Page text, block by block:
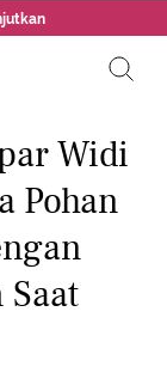
Widi
Pohan